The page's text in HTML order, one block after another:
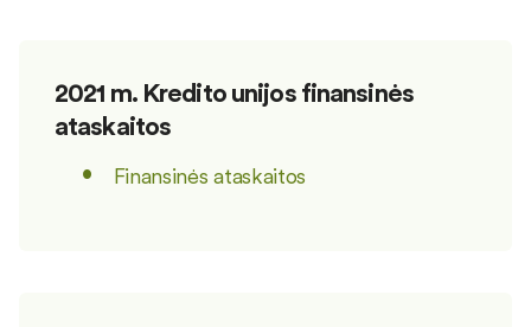
2021 m. Kredito unijos finansinės
ataskaitos
Finansinės ataskaitos